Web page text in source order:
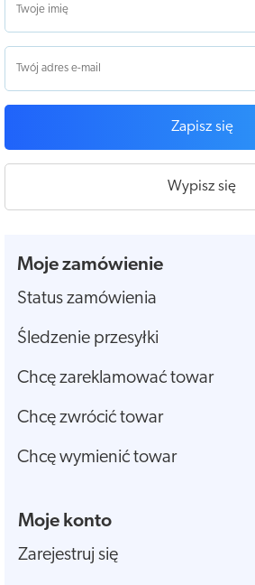
Zapisz się
Wypisz się
Moje zamówienie
Status zamówienia
Śledzenie przesyłki
Chcę zareklamować towar
Chcę zwrócić towar
Chcę wymienić towar
Moje konto
Zarejestruj się